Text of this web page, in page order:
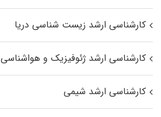
کارشناسی ارشد زیست‌ شناسی دریا
کارشناسی ارشد ژئوفیزیک و هواشناسی
کارشناسی ارشد شیمی